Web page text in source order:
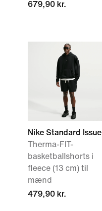
679,90 kr.
Nike Standard Issue
Therma-FIT-
basketballshorts i
fleece (13 cm) til
mænd
479,90 kr.